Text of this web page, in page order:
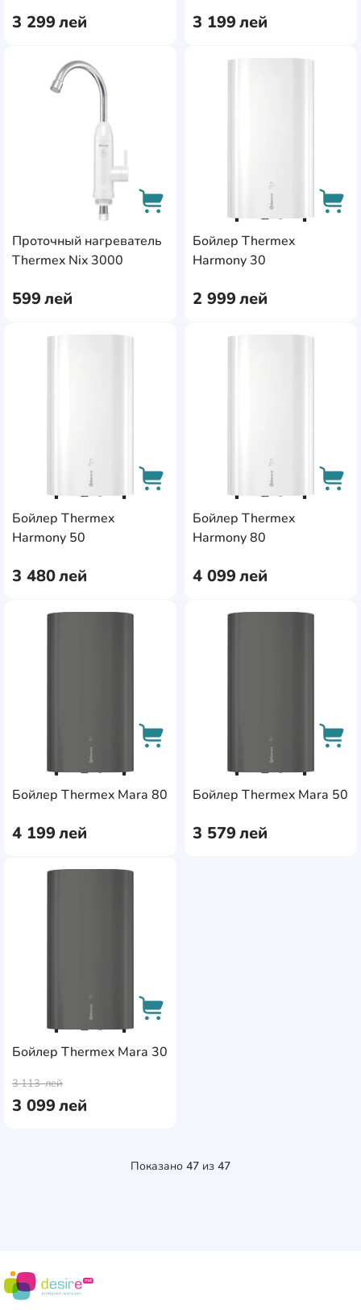
3 299лей 3 199лей
Проточный нагреватель
Thermex Nix 3000
599лей
AddCardToCart
Бойлер Thermex
Harmony 30
2 999лей
Бойлер Thermex
Harmony 50
3 480лей
AddCardToCart
Бойлер Thermex
Harmony 80
4 099лей
Бойлер Thermex Mara 80
4 199лей
AddCardToCart
Бойлер Thermex Mara 50
3 579лей
Бойлер Thermex Mara 30
3 099лей
3 113лей
Показано 47 из 47